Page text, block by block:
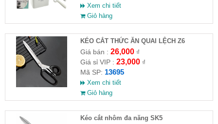
Xem chi tiết
Giỏ hàng
KÉO CẮT THỨC ĂN QUAI LỆCH Z6
Giá bán : 26,000₫
Giá sỉ VIP : 23,000₫
Mã SP: 13695
Xem chi tiết
Giỏ hàng
Kéo cắt nhôm đa năng SK5